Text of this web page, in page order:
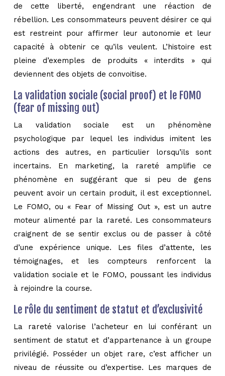
de cette liberté, engendrant une réaction de
rébellion. Les consommateurs peuvent désirer ce qui
est restreint pour affirmer leur autonomie et leur
capacité à obtenir ce qu’ils veulent. L’histoire est
pleine d’exemples de produits « interdits » qui
deviennent des objets de convoitise.
La validation sociale (social proof) et le FOMO
(fear of missing out)
La validation sociale est un phénomène
psychologique par lequel les individus imitent les
actions des autres, en particulier lorsqu’ils sont
incertains. En marketing, la rareté amplifie ce
phénomène en suggérant que si peu de gens
peuvent avoir un certain produit, il est exceptionnel.
Le FOMO, ou « Fear of Missing Out », est un autre
moteur alimenté par la rareté. Les consommateurs
craignent de se sentir exclus ou de passer à côté
d’une expérience unique. Les files d’attente, les
témoignages, et les compteurs renforcent la
validation sociale et le FOMO, poussant les individus
à rejoindre la course.
Le rôle du sentiment de statut et d’exclusivité
La rareté valorise l’acheteur en lui conférant un
sentiment de statut et d’appartenance à un groupe
privilégié. Posséder un objet rare, c’est afficher un
niveau de réussite ou d’expertise. Les marques de